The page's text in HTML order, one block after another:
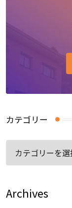
カテゴリー
リ
Archives